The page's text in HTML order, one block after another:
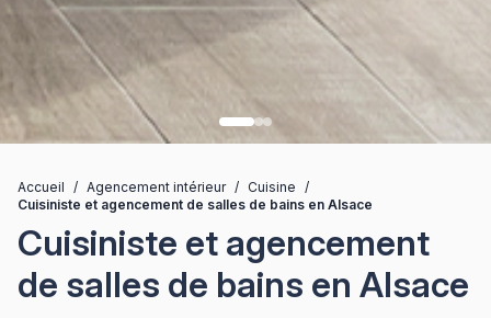
Accueil / Agencement intérieur / Cuisine /
Cuisiniste et agencement de salles de bains en Alsace
Cuisiniste et agencement
de salles de bains en Alsace